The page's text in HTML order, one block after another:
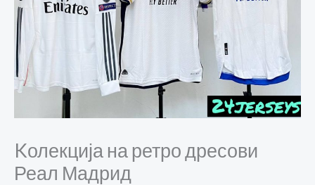
Kолекција на ретро дресови
Реал Мадрид